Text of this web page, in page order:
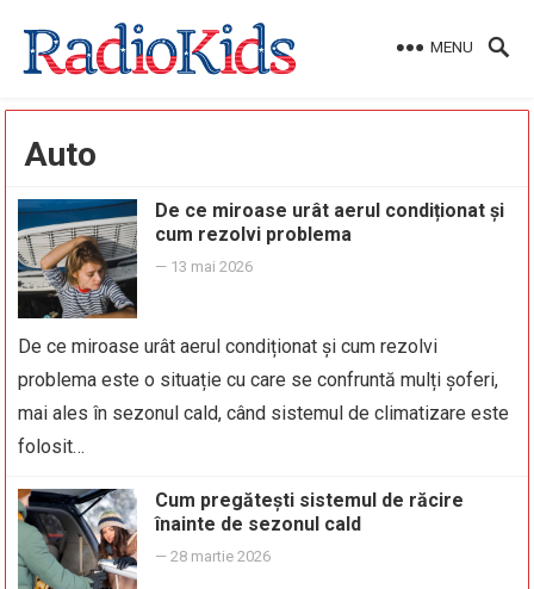
MENU
Auto
De ce miroase urât aerul condiționat și
cum rezolvi problema
— 13 mai 2026
De ce miroase urât aerul condiționat și cum rezolvi
problema este o situație cu care se confruntă mulți șoferi,
mai ales în sezonul cald, când sistemul de climatizare este
folosit…
Cum pregătești sistemul de răcire
înainte de sezonul cald
—28 martie 2026